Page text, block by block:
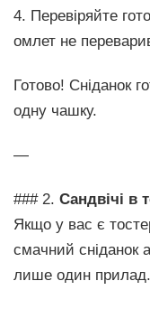
4. Перевіряйте
омлет не
Готово! Сніданок
одну чашку.
—
### 2. Сандвічі в
Якщо у вас є
смачний сніданок
лише один прилад.